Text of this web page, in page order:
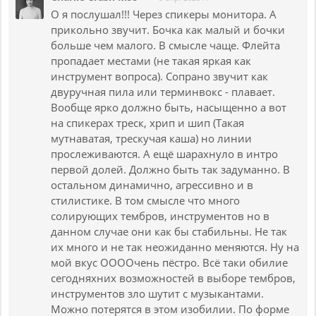
двойками, или имея кардан, сыграть дробь из 4 ударов
в каждую 16 долю несложно; и совсем никакого труда
запрограммировать это на драммашине. Однако тогда
мне пришлось пойти на уловку - настроить один из
каналов Марша для “ручного” пэда идентично бочке +
хэт. Так у меня получилось типа две бочки и два хэта.
Благодаря этому, дробь, сыгранная на самом деле
поочерёдно рукой и ногой, звучит, словно сыгранная на
кардане, притом создавая иллюзию непрерывности и
партии хэта:)
Ремейк я делал, разумеется, с новыми звуками, но, по
обыкновению, не модифицируя особо исходную
мелодию и темп. Как утверждает AI, тональность Ре-
бемоль мажор характеризуется мягким, теплым,
благородным и часто возвышенным настроением. Она
ассоциируется с глубокой эмоциональностью,
романтикой, спокойствием, а иногда — с
величественной грустью или мечтательным восторгом.
Будем считать, что так оно и есть. Надо отметить, что в
отличие от многих своих музонов, я не могу провести
О я послушал!!! Через спикеры монитора. А
прикольно звучит. Бочка как малый и бочки
больше чем малого. В смысле чаще. Флейта
пропадает местами (не такая яркая как
инструмент вопроса). Сопрано звучит как
двуручная пила или терминвокс - плавает.
Вообще ярко должно быть, насыщенно а вот
на спикерах треск, хрип и шип (Такая
мутнаватая, трескучая каша) но линии
прослеживаются. А ещё шарахнуло в интро
первой долей. Должно быть так задуманно. В
остальном динамично, агрессивно и в
стилистике. В том смысле что много
солирующих тембров, инструментов но в
данном случае они как бы стабильны. Не так
их много и не так неожиданно меняются. Ну на
мой вкус ООООчень пёстро. Всё таки обилие
сегодняхних возможностей в выборе тембров,
инструментов зло шутит с музыкантами.
Можно потерятся в этом изобилии. По форме